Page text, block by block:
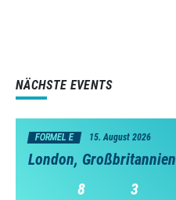
NÄCHSTE EVENTS
FORMEL E 15. August 2026
London, Großbritannien
8
3